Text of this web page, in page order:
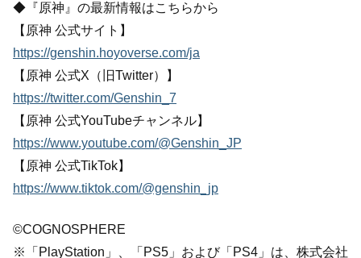
◆『原神』の最新情報はこちらから
【原神 公式サイト】
https://genshin.hoyoverse.com/ja
【原神 公式X（旧Twitter）】
https://twitter.com/Genshin_7
【原神 公式YouTubeチャンネル】
https://www.youtube.com/@Genshin_JP
【原神 公式TikTok】
https://www.tiktok.com/@genshin_jp
©COGNOSPHERE
※「PlayStation」、「PS5」および「PS4」は、株式会社